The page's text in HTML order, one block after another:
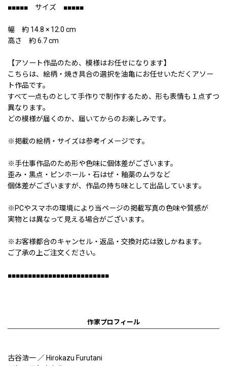
■■■■■ サイズ ■■■■■
幅 約 14.8 × 12.0 cm
高さ 約 6.7 cm
【アソート作品のため、模様はお任せになります】
こちらは、絵柄・焼き具合の選択を油亀にお任せいただくアソー
ト作品です。
すべて一点ものとして手作りで制作するため、形も表情も１点ずつ
異なります。
どの模様が届くのか、届いてからのお楽しみです。
※掲載の絵柄・サイズは参考イメージです。
※手仕事作品のため形や色味に個体差がございます。
歪み・黒点・ピンホール・石はぜ・釉薬のムラなど
個体差がございますが、作品の持ち味として出品しています。
※PCやスマホの環境により当ページの掲載写真の色味や質感が
実物とは異なって見える場合がございます。
※お客様都合のキャンセル・返品・交換対応は致しかねます。
ご了承の上ご注文ください。
■■■■■■■■■■■■■■■■■■■■■■■■■
作家プロフィール
古谷浩一 ／ Hirokazu Furutani